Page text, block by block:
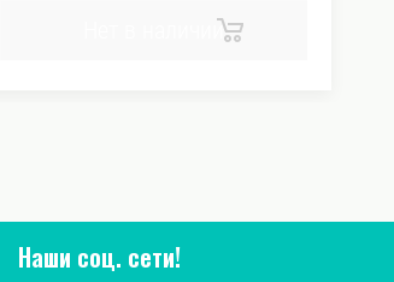
Нет в наличии
Наши соц. сети!